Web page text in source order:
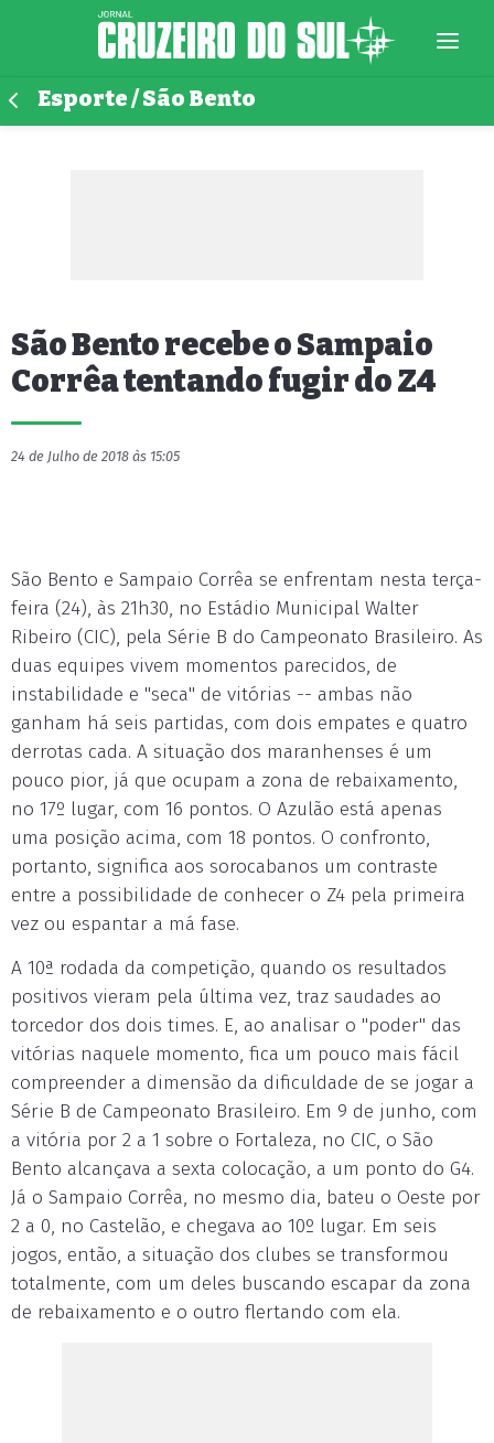
Esporte / São Bento
São Bento recebe o Sampaio
Corrêa tentando fugir do Z4
24 de Julho de 2018 às 15:05
São Bento e Sampaio Corrêa se enfrentam nesta terça-
feira (24), às 21h30, no Estádio Municipal Walter
Ribeiro (CIC), pela Série B do Campeonato Brasileiro. As
duas equipes vivem momentos parecidos, de
instabilidade e "seca" de vitórias -- ambas não
ganham há seis partidas, com dois empates e quatro
derrotas cada. A situação dos maranhenses é um
pouco pior, já que ocupam a zona de rebaixamento,
no 17º lugar, com 16 pontos. O Azulão está apenas
uma posição acima, com 18 pontos. O confronto,
portanto, significa aos sorocabanos um contraste
entre a possibilidade de conhecer o Z4 pela primeira
vez ou espantar a má fase.
A 10ª rodada da competição, quando os resultados
positivos vieram pela última vez, traz saudades ao
torcedor dos dois times. E, ao analisar o "poder" das
vitórias naquele momento, fica um pouco mais fácil
compreender a dimensão da dificuldade de se jogar a
Série B de Campeonato Brasileiro. Em 9 de junho, com
a vitória por 2 a 1 sobre o Fortaleza, no CIC, o São
Bento alcançava a sexta colocação, a um ponto do G4.
Já o Sampaio Corrêa, no mesmo dia, bateu o Oeste por
2 a 0, no Castelão, e chegava ao 10º lugar. Em seis
jogos, então, a situação dos clubes se transformou
totalmente, com um deles buscando escapar da zona
de rebaixamento e o outro flertando com ela.